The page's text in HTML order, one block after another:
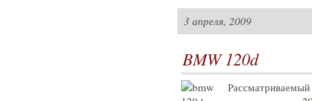
3 апреля, 2009
BMW 120d